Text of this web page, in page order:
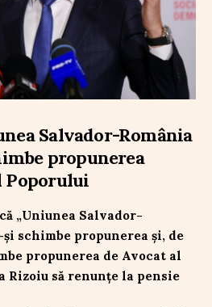
Salvador-România
propunerea
Poporului
„Uniunea Salvador-
schimbe propunerea și, de
propunerea de Avocat al
Rizoiu să renunțe la pensie